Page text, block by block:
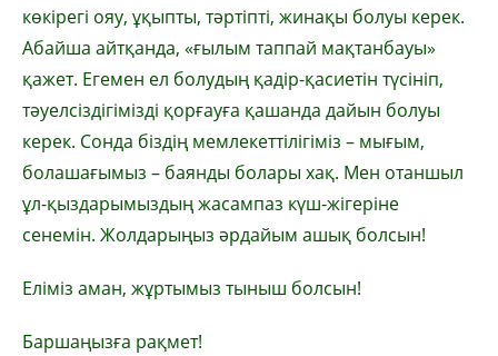
көкірегі ояу, ұқыпты, тәртіпті, жинақы болуы керек.
Абайша айтқанда, «ғылым таппай мақтанбауы»
қажет. Егемен ел болудың қадір-қасиетін түсініп,
тәуелсіздігімізді қорғауға қашанда дайын болуы
керек. Сонда біздің мемлекеттілігіміз – мығым,
болашағымыз – баянды болары хақ. Мен отаншыл
ұл-қыздарымыздың жасампаз күш-жігеріне
сенемін. Жолдарыңыз әрдайым ашық болсын!
Еліміз аман, жұртымыз тыныш болсын!
Баршаңызға рақмет!